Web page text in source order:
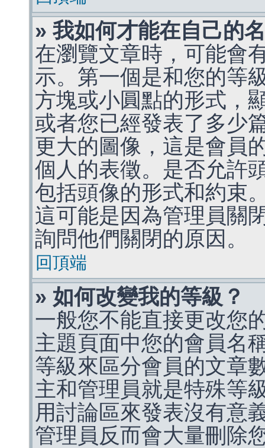
» 我如何才能在自己的
在瀏覽文章時，可能會
示。第一個是和您的等
方塊或小圓點的形式，
或者您已經發表了多少
更大的圖像，這是會員
個人的表徵。是否允許
包括頭像的形式和約束
這可能是因為管理員關
詢問他們關閉的原因。
回頂端
» 如何改變我的等級？
一般您不能直接更改您
主題頁面中您的會員名
等級來區分會員的文章
主和管理員就是特殊等
用討論區來發表沒有意
管理員反而會大量刪除